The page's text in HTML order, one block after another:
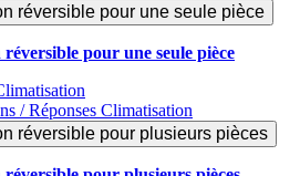
réversible pour une seule pièce
pour une seule pièce
/ Réponses Climatisation
réversible pour plusieurs pièces